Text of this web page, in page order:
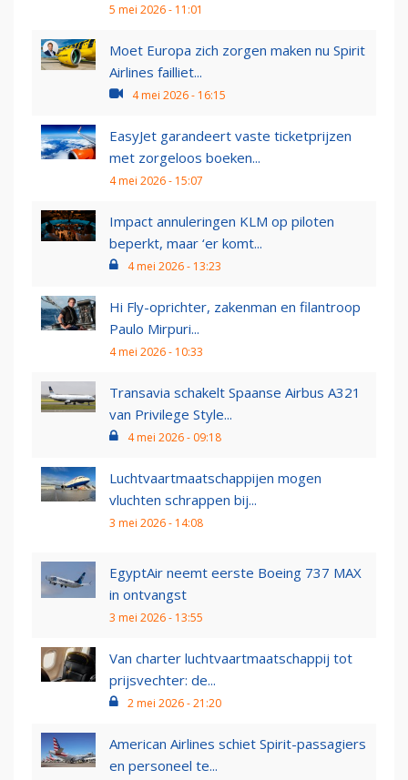
5 mei 2026 - 11:01
Moet Europa zich zorgen maken nu Spirit
Airlines failliet...
4 mei 2026 - 16:15
EasyJet garandeert vaste ticketprijzen
met zorgeloos boeken...
4 mei 2026 - 15:07
Impact annuleringen KLM op piloten
beperkt, maar ‘er komt...
4 mei 2026 - 13:23
Hi Fly-oprichter, zakenman en filantroop
Paulo Mirpuri...
4 mei 2026 - 10:33
Transavia schakelt Spaanse Airbus A321
van Privilege Style...
4 mei 2026 - 09:18
Luchtvaartmaatschappijen mogen
vluchten schrappen bij...
3 mei 2026 - 14:08
EgyptAir neemt eerste Boeing 737 MAX
in ontvangst
3 mei 2026 - 13:55
Van charter luchtvaartmaatschappij tot
prijsvechter: de...
2 mei 2026 - 21:20
American Airlines schiet Spirit-passagiers
en personeel te...